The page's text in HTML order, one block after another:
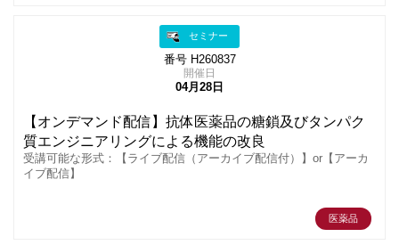
セミナー
番号 H260837
開催日
04月28日
【オンデマンド配信】抗体医薬品の糖鎖及びタンパク
質エンジニアリングによる機能の改良
受講可能な形式：【ライブ配信（アーカイブ配信付）】or【アーカ
イブ配信】
医薬品